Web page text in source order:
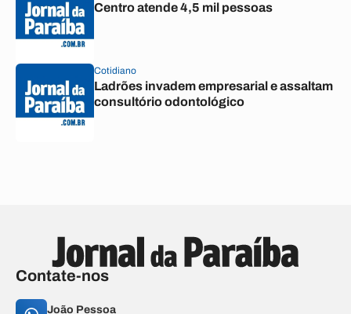
Centro atende 4,5 mil pessoas
Cotidiano
Ladrões invadem empresarial e assaltam
consultório odontológico
Contate-nos
João Pessoa